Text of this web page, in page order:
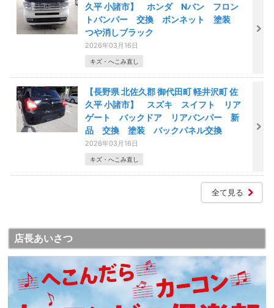
久平 小諸市】 ホンダ Nバン フロン
トバンパー 交換 ボンネット 塗装
つや消しブラック
2026年03月16日
キズ・へこみ直し
【長野県 北佐久郡 御代田町 軽井沢町 佐
久平 小諸市】 スズキ スイフト リア
ゲート バックドア リアバンパー 新
品 交換 塗装 バックパネル交換
2026年03月16日
キズ・へこみ直し
全て見る
店長あいさつ